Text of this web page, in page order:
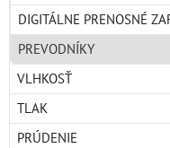
DIGITÁLNE PRENOSNÉ
PREVODNÍKY
VLHKOSŤ
TLAK
PRÚDENIE